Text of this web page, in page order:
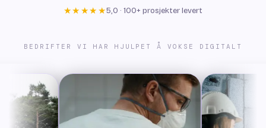
★★★★★5,0 · 100+ prosjekter levert
BEDRIFTER VI HAR HJULPET Å VOKSE DIGITALT